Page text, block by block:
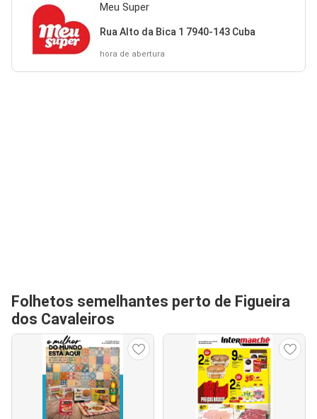
Meu Super
Rua Alto da Bica 1 7940-143 Cuba
hora de abertura
Folhetos semelhantes perto de Figueira
dos Cavaleiros